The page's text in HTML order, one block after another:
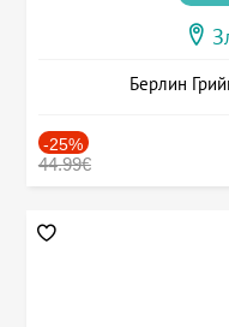
Берлин
-25%
44.99€